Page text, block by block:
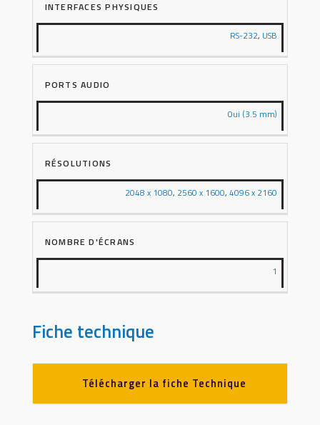
INTERFACES PHYSIQUES
RS-232, USB
PORTS AUDIO
Oui (3.5 mm)
RÉSOLUTIONS
2048 x 1080, 2560 x 1600,4096 x 2160
NOMBRE D'ÉCRANS
1
Fiche technique
Télécharger la fiche Technique